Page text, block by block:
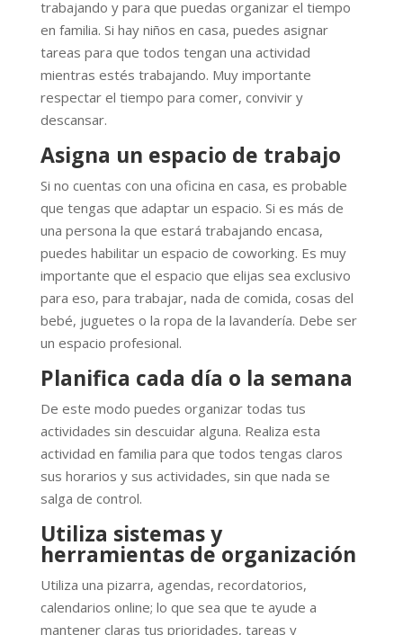
trabajando y para que puedas organizar el tiempo
en familia. Si hay niños en casa, puedes asignar
tareas para que todos tengan una actividad
mientras estés trabajando. Muy importante
respectar el tiempo para comer, convivir y
descansar.
Asigna un espacio de trabajo
Si no cuentas con una oficina en casa, es probable
que tengas que adaptar un espacio. Si es más de
una persona la que estará trabajando encasa,
puedes habilitar un espacio de coworking. Es muy
importante que el espacio que elijas sea exclusivo
para eso, para trabajar, nada de comida, cosas del
bebé, juguetes o la ropa de la lavandería. Debe ser
un espacio profesional.
Planifica cada día o la semana
De este modo puedes organizar todas tus
actividades sin descuidar alguna. Realiza esta
actividad en familia para que todos tengas claros
sus horarios y sus actividades, sin que nada se
salga de control.
Utiliza sistemas y
herramientas de organización
Utiliza una pizarra, agendas, recordatorios,
calendarios online; lo que sea que te ayude a
mantener claras tus prioridades, tareas y